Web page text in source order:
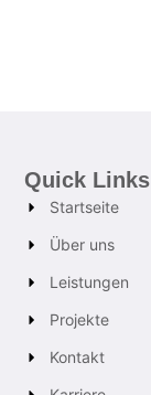
Quick Links
Startseite
Über uns
Leistungen
Projekte
Kontakt